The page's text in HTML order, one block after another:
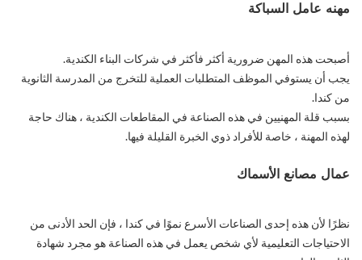
مهنه عامل السباكة
أصبحت هذه المهن ضرورية أكثر فأكثر في شركات البناء الكندية.
يجب أن يستوفي الموظف المتطلبات العملية للتخرج من المدرسة الثانوية
من كندا.
بسبب قلة المهنيين في هذه الصناعة في المقاطعات الكندية ، هناك حاجة
لهذه المهنة ، خاصة للأفراد ذوي الخبرة القليلة فيها.
عمال مصانع الأسماك
نظرًا لأن هذه إحدى الصناعات الأسرع نموًا في كندا ، فإن الحد الأدنى من
الاحتياجات التعليمية لأي شخص يعمل في هذه الصناعة هو مجرد شهادة